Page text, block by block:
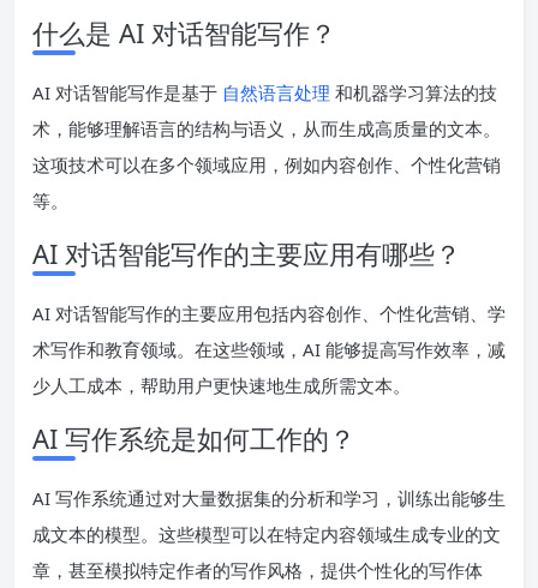
什么是 AI 对话智能写作？
AI 对话智能写作是基于 自然语言处理 和机器学习算法的技
术，能够理解语言的结构与语义，从而生成高质量的文本。
这项技术可以在多个领域应用，例如内容创作、个性化营销
等。
AI 对话智能写作的主要应用有哪些？
AI 对话智能写作的主要应用包括内容创作、个性化营销、学
术写作和教育领域。在这些领域，AI 能够提高写作效率，减
少人工成本，帮助用户更快速地生成所需文本。
AI 写作系统是如何工作的？
AI 写作系统通过对大量数据集的分析和学习，训练出能够生
成文本的模型。这些模型可以在特定内容领域生成专业的文
章，甚至模拟特定作者的写作风格，提供个性化的写作体